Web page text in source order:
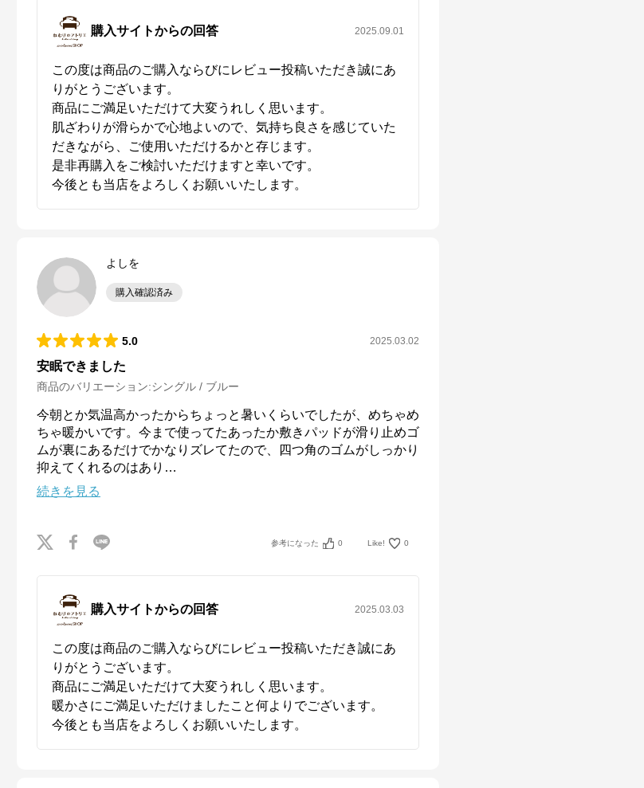
購入サイトからの回答 2025.09.01
この度は商品のご購入ならびにレビュー投稿いただき誠にあ
りがとうございます。
商品にご満足いただけて大変うれしく思います。
肌ざわりが滑らかで心地よいので、気持ち良さを感じていた
だきながら、ご使用いただけるかと存じます。
是非再購入をご検討いただけますと幸いです。
今後とも当店をよろしくお願いいたします。
よしを
購入確認済み
5.0 2025.03.02
安眠できました
商品のバリエーション:シングル / ブルー
今朝とか気温高かったからちょっと暑いくらいでしたが、めちゃめ
ちゃ暖かいです。今まで使ってたあったか敷きパッドが滑り止めゴ
ムが裏にあるだけでかなりズレてたので、四つ角のゴムがしっかり
抑えてくれるのはあり …
続きを見る
参考になった 0 Like! 0
購入サイトからの回答 2025.03.03
この度は商品のご購入ならびにレビュー投稿いただき誠にあ
りがとうございます。
商品にご満足いただけて大変うれしく思います。
暖かさにご満足いただけましたこと何よりでございます。
今後とも当店をよろしくお願いいたします。